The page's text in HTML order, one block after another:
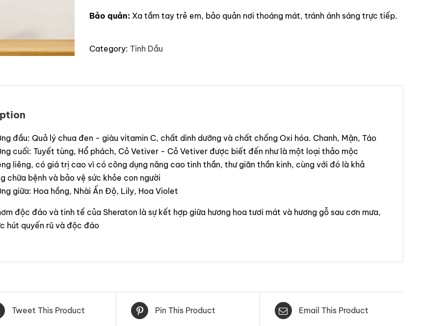
Bảo quản: Xa tầm tay trẻ em, bảo quản nơi thoáng mát, tránh ánh sáng trực tiếp.
Category: Tinh Dầu
đầu: Quả lý chua đen - giàu vitamin C, chất dinh dưỡng và chất chống Oxi hóa. Chanh, Mận, Táo
cuối: Tuyết tùng, Hổ phách, Cỏ Vetiver - Cỏ Vetiver được biết đến như là một loại thảo mộc
liêng, có giá trị cao vì có công dụng nâng cao tinh thần, thư giãn thần kinh, cùng với đó là khả
chữa bệnh và bảo vệ sức khỏe con người
giữa: Hoa hồng, Nhài Ấn Độ, Lily, Hoa Violet
độc đáo và tinh tế của Sheraton là sự kết hợp giữa hương hoa tươi mát và hương gỗ sau cơn mưa,
hút quyến rũ và độc đáo
Tweet This Product Pin This Product Email This Product